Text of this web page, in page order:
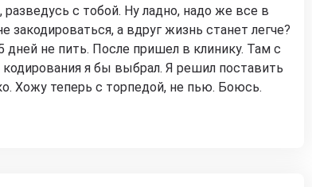
с тобой. Ну ладно, надо же все в
а вдруг жизнь станет легче?
дней не пить. После пришел в клинику. Там с
я бы выбрал. Я решил поставить
Хожу теперь с торпедой, не пью. Боюсь.